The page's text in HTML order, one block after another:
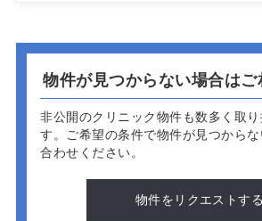
物件が見つからない場合は
非公開のクリニック物件も数多く取り
す。 ご希望の条件で物件が見つから
合わせください。
物件をリクエストする